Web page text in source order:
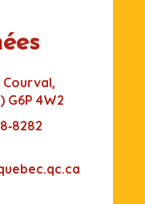
Courval,
4W2